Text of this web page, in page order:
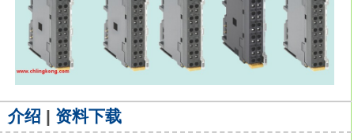
介绍 | 资料下载